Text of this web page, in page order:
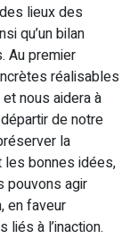
lieux des
qu’un bilan
Au premier
réalisables
nous aidera à
de notre
la
les bonnes idées,
pouvons agir
en faveur
liés à l’inaction.